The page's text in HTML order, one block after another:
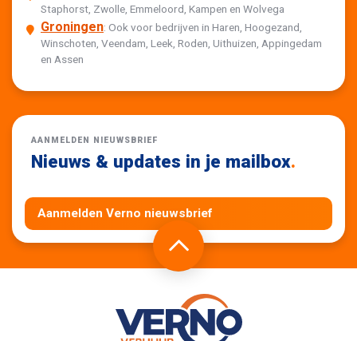
Staphorst, Zwolle, Emmeloord, Kampen en Wolvega
Groningen: Ook voor bedrijven in Haren, Hoogezand,
Winschoten, Veendam, Leek, Roden, Uithuizen, Appingedam
en Assen
AANMELDEN NIEUWSBRIEF
Nieuws & updates in je mailbox.
Aanmelden Verno nieuwsbrief